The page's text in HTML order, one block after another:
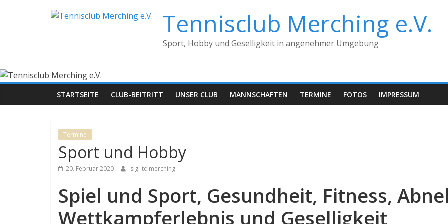
Tennisclub Merching e.V.
Sport, Hobby und Geselligkeit in angenehmer Umgebung
STARTSEITE CLUB-BEITRITT UNSER CLUB MANNSCHAFTEN TERMINE FOTOS IMPRESSUM
Termine
Sport und Hobby
20. Februar 2020 sigi-tc-merching
Spiel und Sport, Gesundheit, Fitness,
Wettkampferlebnis und Geselligkeit